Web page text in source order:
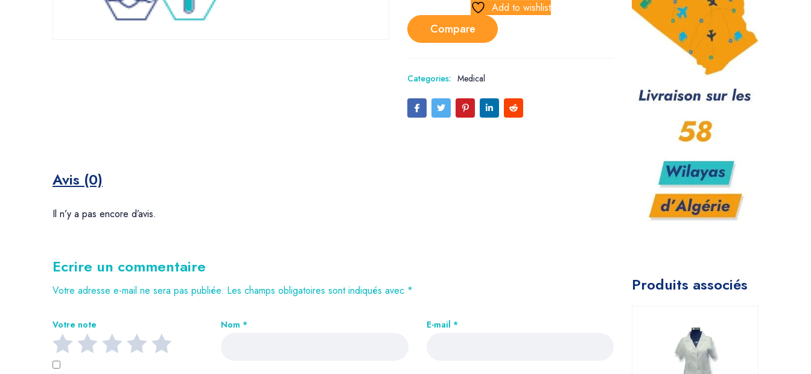
Add to wishlist
Compare
Categories: Medical
Avis (0)
Il n’y a pas encore d’avis.
Ecrire un commentaire
Votre adresse e-mail ne sera pas publiée. Les champs obligatoires sont indiqués avec *
Votre note Nom * E-mail *
Produits associés